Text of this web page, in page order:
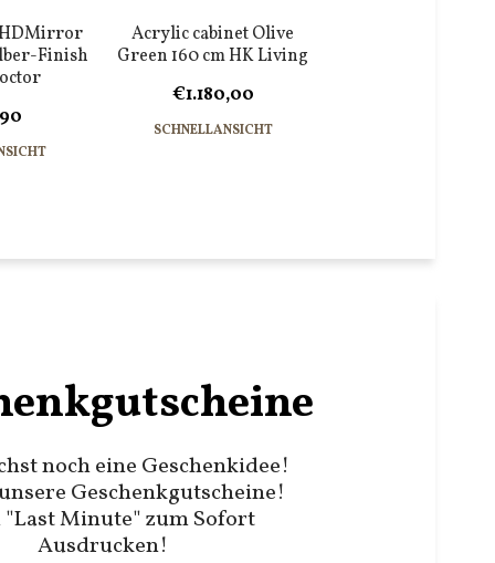
HDMirror
Finish
Acrylic cabinet Olive
Green 160 cm HK Living
€1.180,00
SCHNELLANSICHT
noch eine Geschenkidee!
Geschenkgutscheine!
"Last Minute" zum Sofort
Ausdrucken!